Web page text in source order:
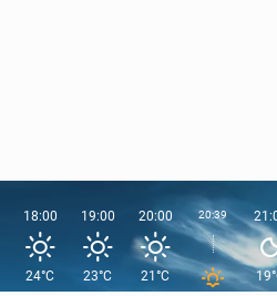
18:00
24°C
19:00
23°C
20:00
21°C
20:39